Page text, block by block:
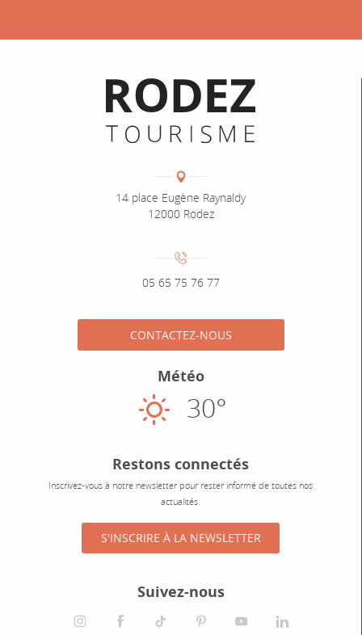
Informations pratiques
Adresse :
14 place Eugène Raynaldy
12000 Rodez
Numéro de téléphone :
05 65 75 76 77
CONTACTEZ-NOUS
Météo
Ensoleillé
30°
Restons connectés
Inscrivez-vous à notre newsletter pour rester informé de toutes nos
actualités.
S'INSCRIRE À LA NEWSLETTER
Suivez-nous
instagramfacebooktiktok pinterestyoutube